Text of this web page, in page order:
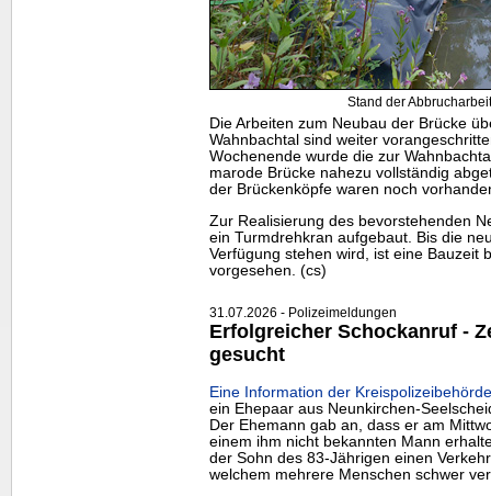
Stand der
Die Arbeiten zum Neubau der Brücke
Wahnbachtal sind weiter
Wochenende wurde die zur
marode Brücke nahezu vollständig
der Brückenköpfe waren noch
Zur Realisierung des bevorstehenden
ein Turmdrehkran aufgebaut. Bis die
Verfügung stehen wird, ist eine Bauzeit
vorgesehen. (cs)
31.07.2026 - Polizeimeldungen
Erfolgreicher Schockanruf -
gesucht
Eine Information der
ein Ehepaar aus Neunkirchen-
Der Ehemann gab an, dass er am
einem ihm nicht bekannten Mann
der Sohn des 83-Jährigen einen
welchem mehrere Menschen schwer